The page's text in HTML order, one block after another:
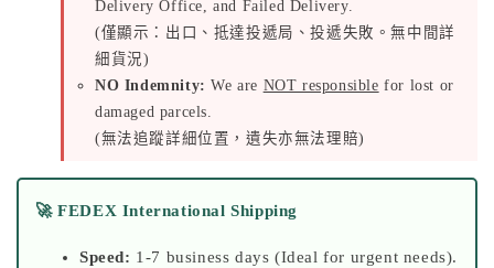
Delivery Office, and Failed Delivery.
(僅顯示：出口、抵達投遞局、投遞失敗。無中間詳
細貨況)
NO Indemnity: We are NOT responsible for lost or
damaged parcels.
(無法追蹤詳細位置，遺失亦無法理賠)
🚀 FEDEX International Shipping
Speed: 1-7 business days (Ideal for urgent needs).